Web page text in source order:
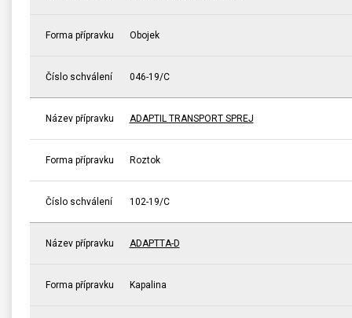
Forma přípravku Obojek
Číslo schválení 046-19/C
Název přípravku ADAPTIL TRANSPORT SPREJ
Forma přípravku Roztok
Číslo schválení 102-19/C
Název přípravku ADAPTTA-D
Forma přípravku Kapalina